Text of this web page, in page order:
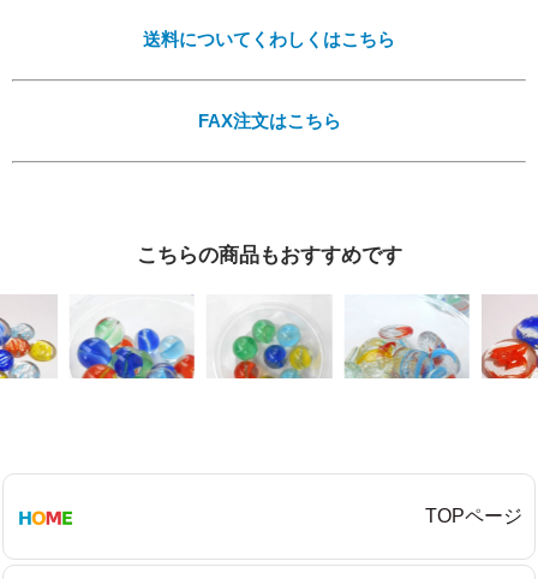
プライバシーポリシーを確認しました。
送料についてくわしくはこちら
FAX注文はこちら
こちらの商品もおすすめです
TOPページ